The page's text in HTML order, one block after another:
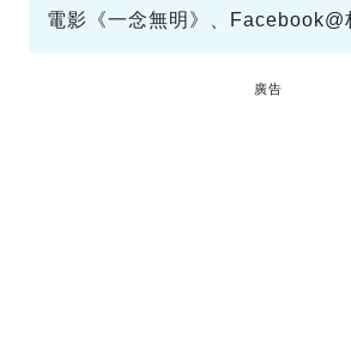
電影《一念無明》、Facebook@
廣告